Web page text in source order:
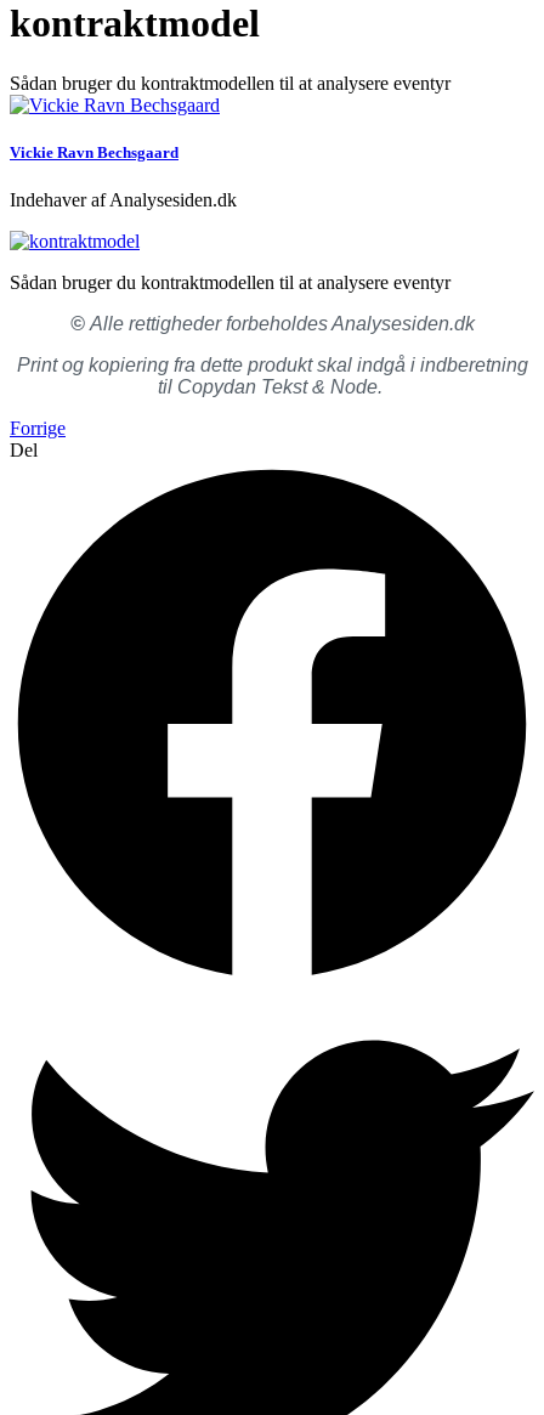
kontraktmodel
Sådan bruger du kontraktmodellen til at analysere eventyr
Vickie Ravn Bechsgaard
Indehaver af Analysesiden.dk
Sådan bruger du kontraktmodellen til at analysere eventyr
© Alle rettigheder forbeholdes Analysesiden.dk
Print og kopiering fra dette produkt skal indgå i indberetning
til Copydan Tekst & Node.
Forrige
Del